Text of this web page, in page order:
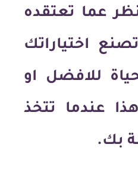
عما تعتقده
اختياراتك
للافضل او
عندما تتخذ
بك.